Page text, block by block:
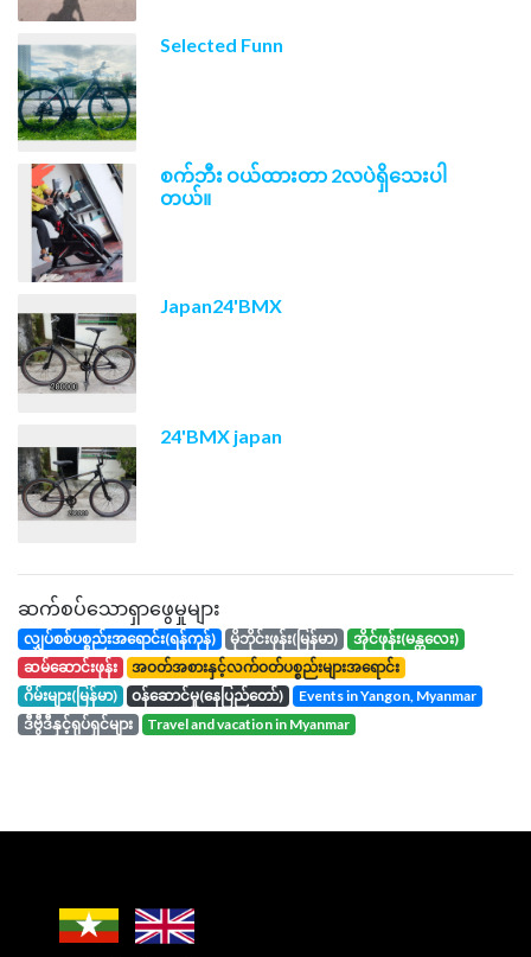
Selected Funn
စက်ဘီး ဝယ်ထားတာ 2လပဲရှိသေးပါ
တယ်။
Japan24'BMX
24'BMX japan
ဆက်စပ်သောရှာဖွေမှုများ
လျှပ်စစ်ပစ္စည်းအရောင်း(ရန်ကုန်) မိုဘိုင်းဖုန်း(မြန်မာ)
အိုင်ဖုန်း(မန္တလေး)
ဆမ်ဆောင်းဖုန်း
အဝတ်အစားနှင့်လက်ဝတ်ပစ္စည်းများအရောင်း
ဂိမ်းများ(မြန်မာ)
ဝန်ဆောင်မှု(နေပြည်တော်)
events in Yangon, Myanmar
ဒီဗွီဒီနှင့်ရုပ်ရှင်များ
travel and vacation in Myanmar